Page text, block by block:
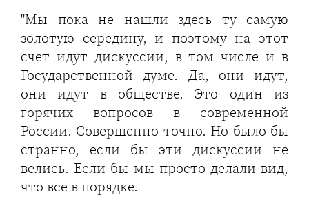
"Мы пока не нашли здесь ту самую
золотую середину, и поэтому на этот
счет идут дискуссии, в том числе и в
Государственной думе. Да, они идут,
они идут в обществе. Это один из
горячих вопросов в современной
России. Совершенно точно. Но было бы
странно, если бы эти дискуссии не
велись. Если бы мы просто делали вид,
что все в порядке.